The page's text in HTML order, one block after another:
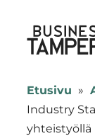
suoraan
sisältöön
Business Tampere
Tampere
supports
talents,
Etusivu »
Industry
yhteistyöllä